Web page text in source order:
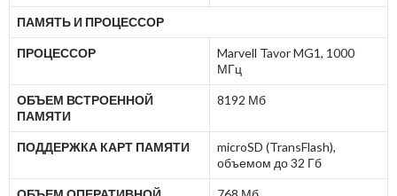
ПАМЯТЬ И ПРОЦЕССОР
ПРОЦЕССОР
Marvell Tavor MG1, 1000
МГц
ОБЪЕМ ВСТРОЕННОЙ
ПАМЯТИ
8192 Мб
ПОДДЕРЖКА КАРТ ПАМЯТИ
microSD (TransFlash),
объемом до 32 Гб